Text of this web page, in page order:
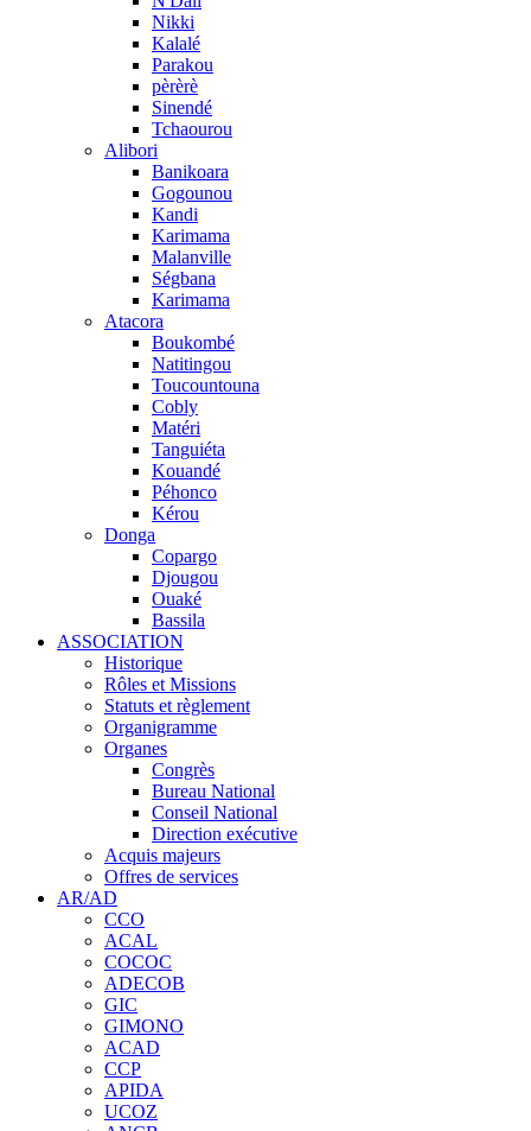
Nikki
Kalalé
Parakou
pèrèrè
Sinendé
Tchaourou
Alibori
Banikoara
Gogounou
Kandi
Karimama
Malanville
Ségbana
Karimama
Atacora
Boukombé
Natitingou
Toucountouna
Cobly
Matéri
Tanguiéta
Kouandé
Péhonco
Kérou
Donga
Copargo
Djougou
Ouaké
Bassila
ASSOCIATION
Historique
Rôles et Missions
Statuts et règlement
Organigramme
Organes
Congrès
Bureau National
Conseil National
Direction exécutive
Acquis majeurs
Offres de services
AR/AD
CCO
ACAL
COCOC
ADECOB
GIC
GIMONO
ACAD
CCP
APIDA
UCOZ